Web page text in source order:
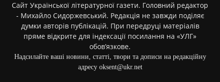
Сайт Української літературної газети. Головний редактор
- Михайло Сидоржевський. Редакція не завжди поділяє
думки авторів публікацій. При передруці матеріалів
пряме відкрите для індексації посилання на «УЛГ»
обов’язкове.
Надсилайте ваші новини, статті, твори та дописи на редакційну
адресу oksent@ukr.net